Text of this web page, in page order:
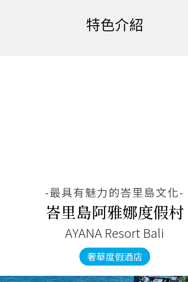
特色介紹
-最具有魅力的峇里島文化-
峇里島阿雅娜度假村
AYANA Resort Bali
奢華度假酒店